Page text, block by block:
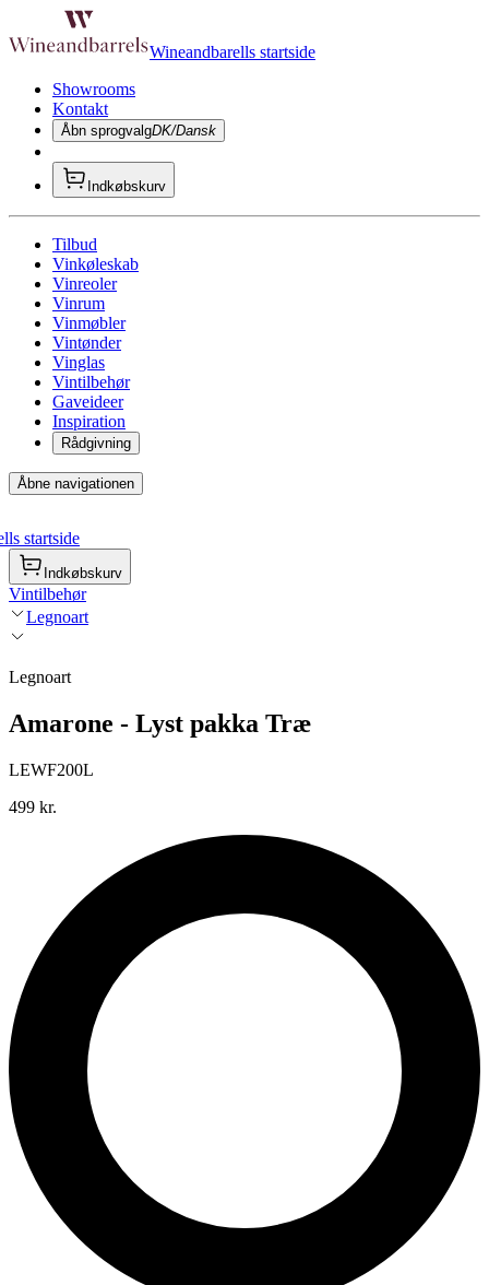
Wineandbarells startside
Showrooms
Kontakt
Åbn sprogvalgDK/Dansk
Indkøbskurv
Tilbud
Vinkøleskab
Vinreoler
Vinrum
Vinmøbler
Vintønder
Vinglas
Vintilbehør
Gaveideer
Inspiration
Rådgivning
Åbne navigationen
startside
Indkøbskurv
Vintilbehør
Legnoart
Legnoart
Amarone - Lyst pakka Træ
LEWF200L
499 kr.